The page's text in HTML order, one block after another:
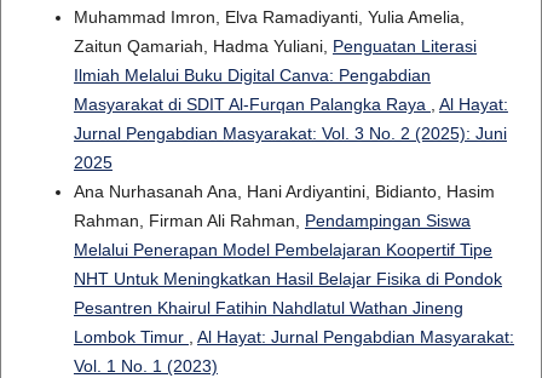
Muhammad Imron, Elva Ramadiyanti, Yulia Amelia,
Zaitun Qamariah, Hadma Yuliani, Penguatan Literasi
Ilmiah Melalui Buku Digital Canva: Pengabdian
Masyarakat di SDIT Al-Furqan Palangka Raya , Al Hayat:
Jurnal Pengabdian Masyarakat: Vol. 3 No. 2 (2025): Juni
2025
Ana Nurhasanah Ana, Hani Ardiyantini, Bidianto, Hasim
Rahman, Firman Ali Rahman, Pendampingan Siswa
Melalui Penerapan Model Pembelajaran Koopertif Tipe
NHT Untuk Meningkatkan Hasil Belajar Fisika di Pondok
Pesantren Khairul Fatihin Nahdlatul Wathan Jineng
Lombok Timur , Al Hayat: Jurnal Pengabdian Masyarakat:
Vol. 1 No. 1 (2023)